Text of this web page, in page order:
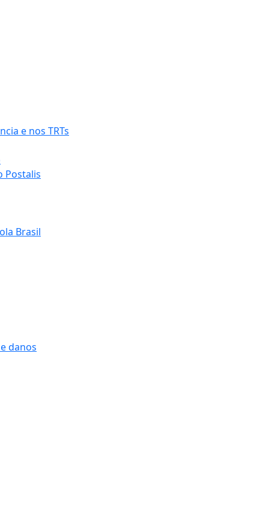
e nos TRTs
Postalis
Brasil
danos